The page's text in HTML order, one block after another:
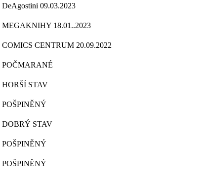
DeAgostini 09.03.2023
MEGAKNIHY 18.01..2023
COMICS CENTRUM 20.09.2022
POČMARANÉ
HORŠÍ STAV
POŠPINĚNÝ
DOBRÝ STAV
POŠPINĚNÝ
POŠPINĚNÝ